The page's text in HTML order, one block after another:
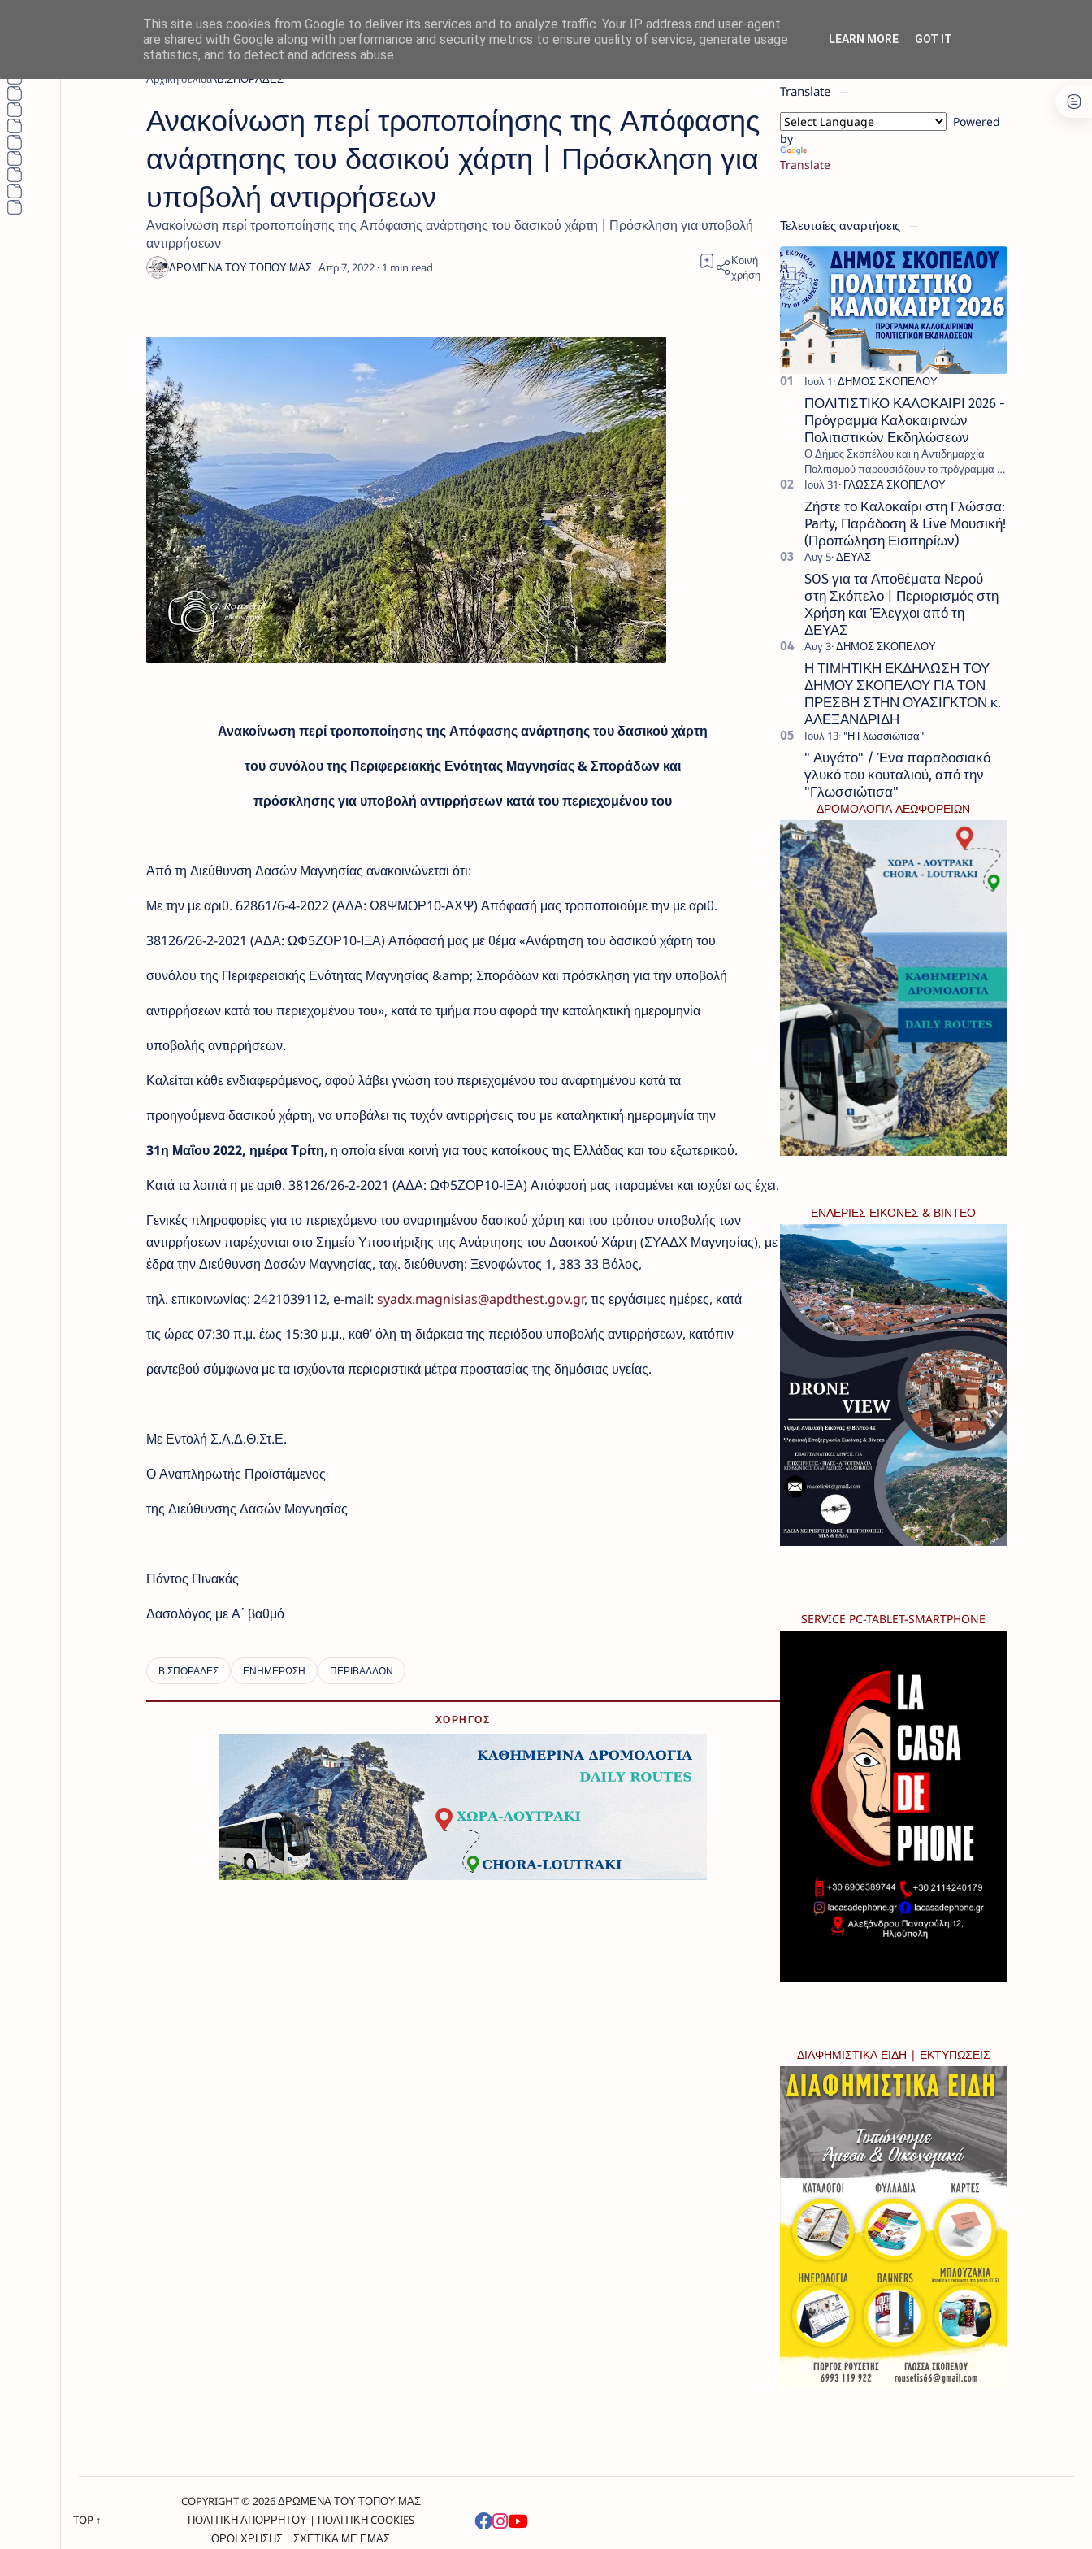
Αρχική σελίδα Β.ΣΠΟΡΑΔΕΣ
Ανακοίνωση περί τροποποίησης της Απόφασης
ανάρτησης του δασικού χάρτη | Πρόσκληση για
υποβολή αντιρρήσεων
Ανακοίνωση περί τροποποίησης της Απόφασης ανάρτησης του δασικού χάρτη | Πρόσκληση για υποβολή
αντιρρήσεων
1
Ανακοίνωση περί τροποποίησης της Απόφασης ανάρτησης του δασικού χάρτη
του συνόλου της Περιφερειακής Ενότητας Μαγνησίας & Σποράδων και
πρόσκλησης για υποβολή αντιρρήσεων κατά του περιεχομένου του
Από τη Διεύθυνση Δασών Μαγνησίας ανακοινώνεται ότι:
Με την με αριθ. 62861/6-4-2022 (ΑΔΑ: Ω8ΨΜΟΡ10-ΑΧΨ) Απόφασή μας τροποποιούμε την με αριθ.
38126/26-2-2021 (ΑΔΑ: ΩΦ5ΖΟΡ10-ΙΞΑ) Απόφασή μας με θέμα «Ανάρτηση του δασικού χάρτη του
συνόλου της Περιφερειακής Ενότητας Μαγνησίας &amp; Σποράδων και πρόσκληση για την υποβολή
αντιρρήσεων κατά του περιεχομένου του», κατά το τμήμα που αφορά την καταληκτική ημερομηνία
υποβολής αντιρρήσεων.
Καλείται κάθε ενδιαφερόμενος, αφού λάβει γνώση του περιεχομένου του αναρτημένου κατά τα
προηγούμενα δασικού χάρτη, να υποβάλει τις τυχόν αντιρρήσεις του με καταληκτική ημερομηνία την
31η Μαΐου 2022, ημέρα Τρίτη, η οποία είναι κοινή για τους κατοίκους της Ελλάδας και του εξωτερικού.
Κατά τα λοιπά η με αριθ. 38126/26-2-2021 (ΑΔΑ: ΩΦ5ΖΟΡ10-ΙΞΑ) Απόφασή μας παραμένει και ισχύει ως έχει.
Γενικές πληροφορίες για το περιεχόμενο του αναρτημένου δασικού χάρτη και του τρόπου υποβολής των
αντιρρήσεων παρέχονται στο Σημείο Υποστήριξης της Ανάρτησης του Δασικού Χάρτη (ΣΥΑΔΧ Μαγνησίας), με
έδρα την Διεύθυνση Δασών Μαγνησίας, ταχ. διεύθυνση: Ξενοφώντος 1, 383 33 Βόλος,
τηλ. επικοινωνίας: 2421039112, e-mail: syadx.magnisias@apdthest.gov.gr, τις εργάσιμες ημέρες, κατά
τις ώρες 07:30 π.μ. έως 15:30 μ.μ., καθ’ όλη τη διάρκεια της περιόδου υποβολής αντιρρήσεων, κατόπιν
ραντεβού σύμφωνα με τα ισχύοντα περιοριστικά μέτρα προστασίας της δημόσιας υγείας.
Με Εντολή Σ.Α.Δ.Θ.Στ.Ε.
Ο Αναπληρωτής Προϊστάμενος
της Διεύθυνσης Δασών Μαγνησίας
Πάντος Πινακάς
Δασολόγος με Α΄ βαθμό
ΧΟΡΗΓΟΣ
Translate
Powered
by
Translate
Τελευταίες αναρτήσεις
ΠΟΛΙΤΙΣΤΙΚΟ ΚΑΛΟΚΑΙΡΙ 2026 -
Πρόγραμμα Καλοκαιρινών
Πολιτιστικών Εκδηλώσεων
Ο Δήμος Σκοπέλου και η Αντιδημαρχία
Πολιτισμού παρουσιάζουν το πρόγραμμα «
Πολιτιστικό Καλοκαίρι 2026 », ένα πλούσιο
και πολυσυλλεκτικό πρόγραμμα εκδ…
Ζήστε το Καλοκαίρι στη Γλώσσα:
Party, Παράδοση & Live Μουσική!
(Προπώληση Εισιτηρίων)
SOS για τα Αποθέματα Νερού
στη Σκόπελο | Περιορισμός στη
Χρήση και Έλεγχοι από τη
ΔΕΥΑΣ
Η ΤΙΜΗΤΙΚΗ ΕΚΔΗΛΩΣΗ ΤΟΥ
ΔΗΜΟΥ ΣΚΟΠΕΛΟΥ ΓΙΑ ΤΟΝ
ΠΡΕΣΒΗ ΣΤΗΝ ΟΥΑΣΙΓΚΤΟΝ κ.
ΑΛΕΞΑΝΔΡΙΔΗ
" Αυγάτο" / Ένα παραδοσιακό
γλυκό του κουταλιού, από την
"Γλωσσιώτισα"
ΔΡΟΜΟΛΟΓΙΑ ΛΕΩΦΟΡΕΙΩΝ
ΕΝΑΕΡΙΕΣ ΕΙΚΟΝΕΣ & ΒΙΝΤΕΟ
SERVICE PC-TABLET-SMARTPHONE
ΔΙΑΦΗΜΙΣΤΙΚΑ ΕΙΔΗ | ΕΚΤΥΠΩΣΕΙΣ
TOP ↑
COPYRIGHT © 2026 ΔΡΩΜΕΝΑ ΤΟΥ ΤΟΠΟΥ ΜΑΣ
ΠΟΛΙΤΙΚΗ ΑΠΟΡΡΗΤΟΥ| ΠΟΛΙΤΙΚΗ COOKIES
ΟΡΟΙ ΧΡΗΣΗΣ | ΣΧΕΤΙΚΑ ΜΕ ΕΜΑΣ
This site uses cookies from Google to deliver its services and to analyze traffic. Your IP address and user-agent
are shared with Google along with performance and security metrics to ensure quality of service, generate usage
statistics, and to detect and address abuse.
LEARN MORE GOT IT